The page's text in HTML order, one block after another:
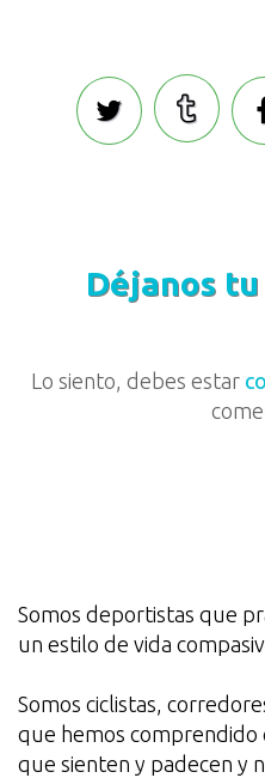
Déjanos
Lo siento, debes estar
Somos deportistas que
un estilo de vida
Somos ciclistas,
que hemos comprendido
que sienten y padecen y